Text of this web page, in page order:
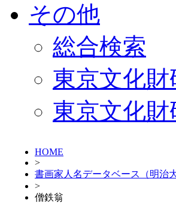
その他
総合検索
東京文化
東京文化財
HOME
>
書画家人名データベース（明治
>
僧鉄翁